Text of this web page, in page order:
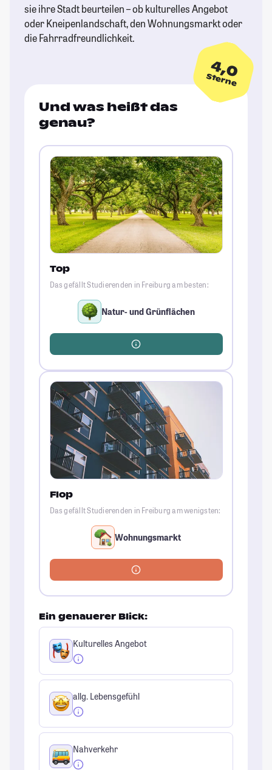
sie ihre Stadt beurteilen – ob kulturelles Angebot
oder Kneipenlandschaft, den Wohnungsmarkt oder
die Fahrradfreundlichkeit.
4,0
Sterne
Und was heißt das
genau?
Top
Das gefällt Studierenden in Freiburg am besten:
Natur- und Grünflächen
Flop
Das gefällt Studierenden in Freiburg am wenigsten:
Wohnungsmarkt
Ein genauerer Blick:
Kulturelles Angebot
allg. Lebensgefühl
Nahverkehr